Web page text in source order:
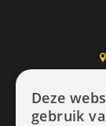
Deze
gebruik